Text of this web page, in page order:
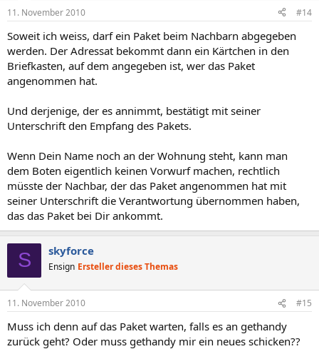
11. November 2010 #14
Soweit ich weiss, darf ein Paket beim Nachbarn abgegeben
werden. Der Adressat bekommt dann ein Kärtchen in den
Briefkasten, auf dem angegeben ist, wer das Paket
angenommen hat.
Und derjenige, der es annimmt, bestätigt mit seiner
Unterschrift den Empfang des Pakets.
Wenn Dein Name noch an der Wohnung steht, kann man
dem Boten eigentlich keinen Vorwurf machen, rechtlich
müsste der Nachbar, der das Paket angenommen hat mit
seiner Unterschrift die Verantwortung übernommen haben,
das das Paket bei Dir ankommt.
S skyforce
Ensign Ersteller dieses Themas
11. November 2010 #15
Muss ich denn auf das Paket warten, falls es an gethandy
zurück geht? Oder muss gethandy mir ein neues schicken??